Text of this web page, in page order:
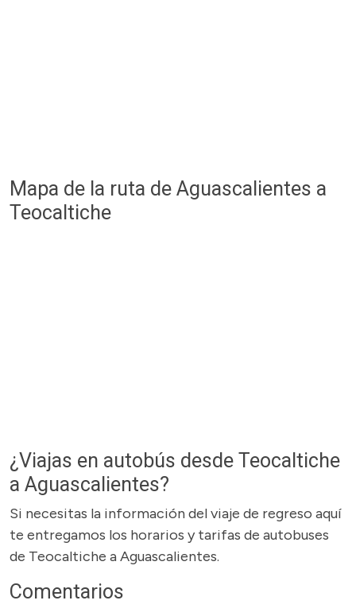
Mapa de la ruta de Aguascalientes a
Teocaltiche
¿Viajas en autobús desde Teocaltiche
a Aguascalientes?
Si necesitas la información del viaje de regreso aquí
te entregamos los horarios y tarifas de autobuses
de Teocaltiche a Aguascalientes.
Comentarios